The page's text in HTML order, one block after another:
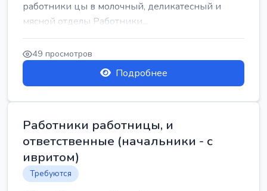
работники цы в молочный, деликатесный и
мясной отделы Работники...
49 просмотров
Подробнее
Работники работницы, и
ответственные (начальники - с
ивритом)
Требуются